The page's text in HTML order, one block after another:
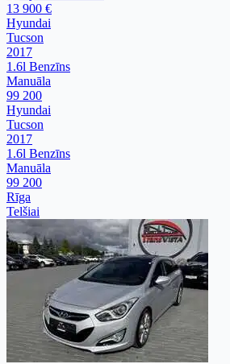
13 900 €
Hyundai
Tucson
2017
1.6l Benzīns
Manuāla
99 200
Hyundai
Tucson
2017
1.6l Benzīns
Manuāla
99 200
Rīga
Telšiai